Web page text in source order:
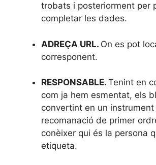
trobats i posteriorment per
completar les dades.
ADREÇA URL. On es pot
corresponent.
RESPONSABLE. Tenint en
com ja hem esmentat, els
convertint en un instrument
recomanació de primer
conèixer qui és la persona
etiqueta.